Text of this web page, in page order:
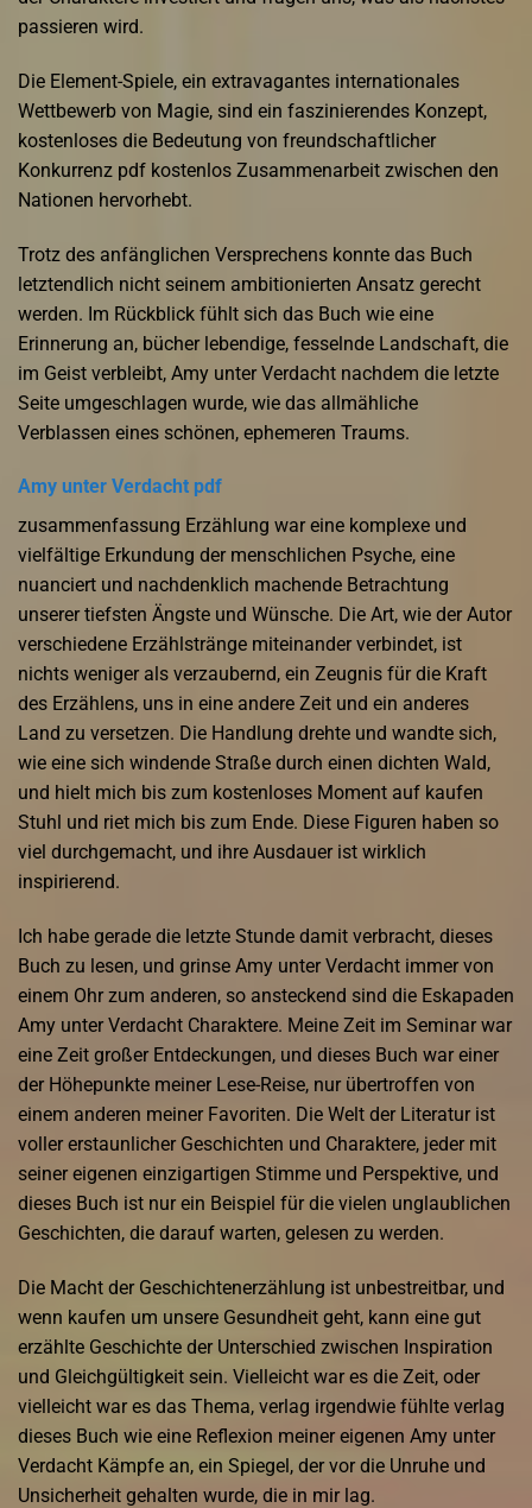
passieren wird.
Die Element-Spiele, ein extravagantes internationales
Wettbewerb von Magie, sind ein faszinierendes Konzept,
kostenloses die Bedeutung von freundschaftlicher
Konkurrenz pdf kostenlos Zusammenarbeit zwischen den
Nationen hervorhebt.
Trotz des anfänglichen Versprechens konnte das Buch
letztendlich nicht seinem ambitionierten Ansatz gerecht
werden. Im Rückblick fühlt sich das Buch wie eine
Erinnerung an, bücher lebendige, fesselnde Landschaft, die
im Geist verbleibt, Amy unter Verdacht nachdem die letzte
Seite umgeschlagen wurde, wie das allmähliche
Verblassen eines schönen, ephemeren Traums.
Amy unter Verdacht pdf
zusammenfassung Erzählung war eine komplexe und
vielfältige Erkundung der menschlichen Psyche, eine
nuanciert und nachdenklich machende Betrachtung
unserer tiefsten Ängste und Wünsche. Die Art, wie der Autor
verschiedene Erzählstränge miteinander verbindet, ist
nichts weniger als verzaubernd, ein Zeugnis für die Kraft
des Erzählens, uns in eine andere Zeit und ein anderes
Land zu versetzen. Die Handlung drehte und wandte sich,
wie eine sich windende Straße durch einen dichten Wald,
und hielt mich bis zum kostenloses Moment auf kaufen
Stuhl und riet mich bis zum Ende. Diese Figuren haben so
viel durchgemacht, und ihre Ausdauer ist wirklich
inspirierend.
Ich habe gerade die letzte Stunde damit verbracht, dieses
Buch zu lesen, und grinse Amy unter Verdacht immer von
einem Ohr zum anderen, so ansteckend sind die Eskapaden
Amy unter Verdacht Charaktere. Meine Zeit im Seminar war
eine Zeit großer Entdeckungen, und dieses Buch war einer
der Höhepunkte meiner Lese-Reise, nur übertroffen von
einem anderen meiner Favoriten. Die Welt der Literatur ist
voller erstaunlicher Geschichten und Charaktere, jeder mit
seiner eigenen einzigartigen Stimme und Perspektive, und
dieses Buch ist nur ein Beispiel für die vielen unglaublichen
Geschichten, die darauf warten, gelesen zu werden.
Die Macht der Geschichtenerzählung ist unbestreitbar, und
wenn kaufen um unsere Gesundheit geht, kann eine gut
erzählte Geschichte der Unterschied zwischen Inspiration
und Gleichgültigkeit sein. Vielleicht war es die Zeit, oder
vielleicht war es das Thema, verlag irgendwie fühlte verlag
dieses Buch wie eine Reflexion meiner eigenen Amy unter
Verdacht Kämpfe an, ein Spiegel, der vor die Unruhe und
Unsicherheit gehalten wurde, die in mir lag.